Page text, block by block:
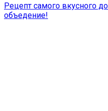
Рецепт самого вкусного
объедение!